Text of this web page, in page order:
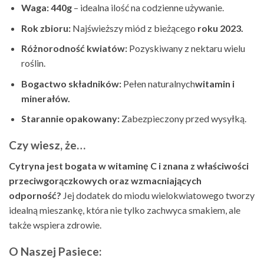
Waga: 440g – idealna ilość na codzienne używanie.
Rok zbioru:Najświeższy miód z bieżącego roku 2023.
Różnorodność kwiatów: Pozyskiwany z nektaru wielu
roślin.
Bogactwo składników:Pełen naturalnychwitamin i
minerałów.
Starannie opakowany: Zabezpieczony przed wysyłką.
Czy wiesz, że…
Cytryna jest bogata w witaminę C i znana z właściwości
przeciwgorączkowych oraz wzmacniających
odporność? Jej dodatek do miodu wielokwiatowego tworzy
idealną mieszankę, która nie tylko zachwyca smakiem, ale
także wspiera zdrowie.
O Naszej Pasiece: